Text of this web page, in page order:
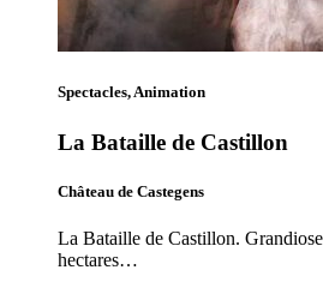
Spectacles, Animation
La Bataille de Castillon
Château de Castegens
La Bataille de Castillon.
hectares…